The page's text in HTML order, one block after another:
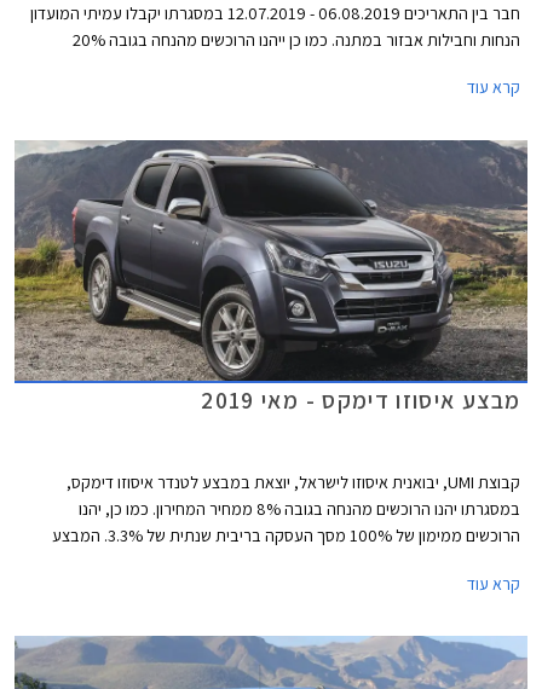
חבר בין התאריכים 06.08.2019 - 12.07.2019 במסגרתו יקבלו עמיתי המועדון
הנחות וחבילות אבזור במתנה. כמו כן ייהנו הרוכשים מהנחה בגובה 20%
קרא עוד
מבצע איסוזו דימקס - מאי 2019
קבוצת UMI, יבואנית איסוזו לישראל, יוצאת במבצע לטנדר איסוזו דימקס,
במסגרתו יהנו הרוכשים מהנחה בגובה 8% ממחיר המחירון. כמו כן, יהנו
הרוכשים ממימון של 100% מסך העסקה בריבית שנתית של 3.3%. המבצע
קרא עוד